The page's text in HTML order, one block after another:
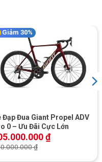
Giảm 30%
Đạp Đua Giant Propel ADV
0 – Ưu Đãi Cực Lớn
₫
₫